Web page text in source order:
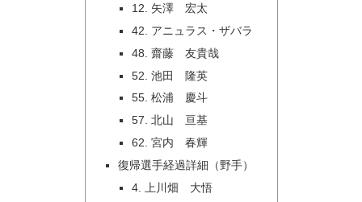
12. 矢澤 宏太
42. アニュラス・ザバラ
48. 齋藤 友貴哉
52. 池田 隆英
55. 松浦 慶斗
57. 北山 亘基
62. 宮内 春輝
復帰選手経過詳細（野手）
4. 上川畑 大悟